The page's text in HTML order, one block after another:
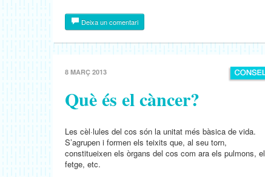
Deixa un comentari
8 MARÇ 2013
Què és el càncer?
Les cèl·lules del cos són la unitat més bàsica de vida.
S’agrupen i formen els teixits que, al seu torn,
constitueixen els òrgans del cos com ara els pulmons, el
fetge, etc.